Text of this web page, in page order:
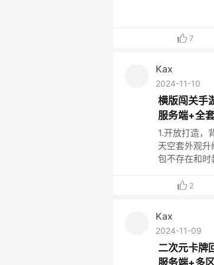
7
Kax
2024-11-10
横版闯关手
服务端+全
1.开放打造，
天空套外观
包不存在和时
2
Kax
2024-11-09
二次元卡牌
服务端+多